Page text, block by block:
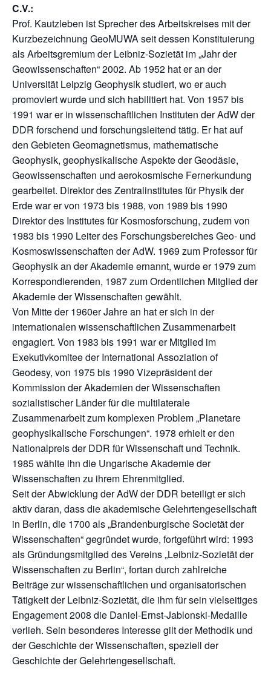
C.V.:
Prof. Kautzleben ist Sprecher des Arbeitskreises mit der
Kurzbezeichnung GeoMUWA seit dessen Konstituierung
als Arbeitsgremium der Leibniz-Sozietät im „Jahr der
Geowissenschaften“ 2002. Ab 1952 hat er an der
Universität Leipzig Geophysik studiert, wo er auch
promoviert wurde und sich habilitiert hat. Von 1957 bis
1991 war er in wissenschaftlichen Instituten der AdW der
DDR forschend und forschungsleitend tätig. Er hat auf
den Gebieten Geomagnetismus, mathematische
Geophysik, geophysikalische Aspekte der Geodäsie,
Geowissenschaften und aerokosmische Fernerkundung
gearbeitet. Direktor des Zentralinstitutes für Physik der
Erde war er von 1973 bis 1988, von 1989 bis 1990
Direktor des Institutes für Kosmosforschung, zudem von
1983 bis 1990 Leiter des Forschungsbereiches Geo- und
Kosmoswissenschaften der AdW. 1969 zum Professor für
Geophysik an der Akademie ernannt, wurde er 1979 zum
Korrespondierenden, 1987 zum Ordentlichen Mitglied der
Akademie der Wissenschaften gewählt.
Von Mitte der 1960er Jahre an hat er sich in der
internationalen wissenschaftlichen Zusammenarbeit
engagiert. Von 1983 bis 1991 war er Mitglied im
Exekutivkomitee der International Assoziation of
Geodesy, von 1975 bis 1990 Vizepräsident der
Kommission der Akademien der Wissenschaften
sozialistischer Länder für die multilaterale
Zusammenarbeit zum komplexen Problem „Planetare
geophysikalische Forschungen“. 1978 erhielt er den
Nationalpreis der DDR für Wissenschaft und Technik.
1985 wählte ihn die Ungarische Akademie der
Wissenschaften zu ihrem Ehrenmitglied.
Seit der Abwicklung der AdW der DDR beteiligt er sich
aktiv daran, dass die akademische Gelehrtengesellschaft
in Berlin, die 1700 als „Brandenburgische Societät der
Wissenschaften“ gegründet wurde, fortgeführt wird: 1993
als Gründungsmitglied des Vereins „Leibniz-Sozietät der
Wissenschaften zu Berlin“, fortan durch zahlreiche
Beiträge zur wissenschaftlichen und organisatorischen
Tätigkeit der Leibniz-Sozietät, die ihm für sein vielseitiges
Engagement 2008 die Daniel-Ernst-Jablonski-Medaille
verlieh. Sein besonderes Interesse gilt der Methodik und
der Geschichte der Wissenschaften, speziell der
Geschichte der Gelehrtengesellschaft.